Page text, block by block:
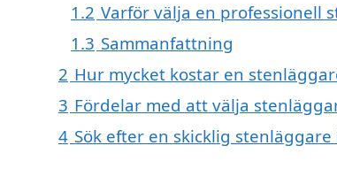
1.2 Varför välja en professionell
1.3 Sammanfattning
2 Hur mycket kostar en
3 Fördelar med att välja
4 Sök efter en skicklig